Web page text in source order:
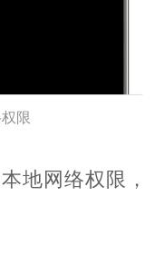
限
地网络权限，